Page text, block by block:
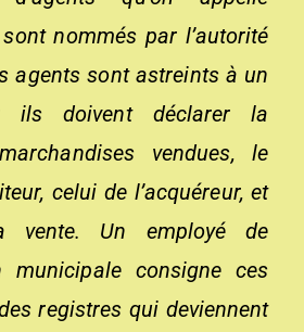
nommés par l’autorité
agents sont astreints à un
ils doivent déclarer la
vendues, le
celui de l’acquéreur, et
Un employé de
municipale consigne ces
registres qui deviennent